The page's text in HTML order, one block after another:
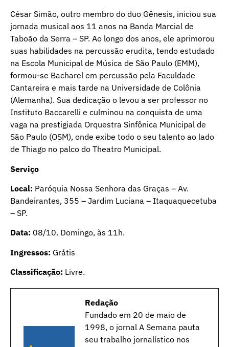
César Simão, outro membro do duo Gênesis, iniciou sua
jornada musical aos 11 anos na Banda Marcial de
Taboão da Serra – SP. Ao longo dos anos, ele aprimorou
suas habilidades na percussão erudita, tendo estudado
na Escola Municipal de Música de São Paulo (EMM),
formou-se Bacharel em percussão pela Faculdade
Cantareira e mais tarde na Universidade de Colônia
(Alemanha). Sua dedicação o levou a ser professor no
Instituto Baccarelli e culminou na conquista de uma
vaga na prestigiada Orquestra Sinfônica Municipal de
São Paulo (OSM), onde exibe todo o seu talento ao lado
de Thiago no palco do Theatro Municipal.
Serviço
Local: Paróquia Nossa Senhora das Graças – Av.
Bandeirantes, 355 – Jardim Luciana – Itaquaquecetuba
– SP.
Data: 08/10. Domingo, às 11h.
Ingressos: Grátis
Classificação: Livre.
Redação
Fundado em 20 de maio de
1998, o jornal A Semana pauta
seu trabalho jornalístico nos